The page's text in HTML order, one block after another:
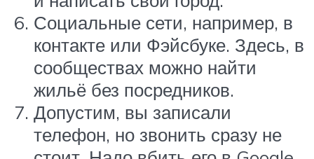
Социальные сети, например, в
контакте или Фэйсбуке. Здесь, в
сообществах можно найти
жильё без посредников.
Допустим, вы записали
телефон, но звонить сразу не